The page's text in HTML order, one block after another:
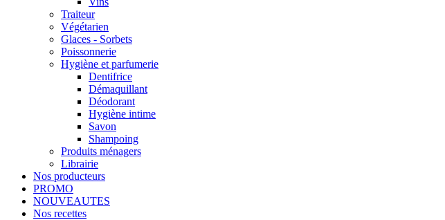
Traiteur
Végétarien
Glaces - Sorbets
Poissonnerie
Hygiène et parfumerie
Dentifrice
Démaquillant
Déodorant
Hygiène intime
Savon
Shampoing
Produits ménagers
Librairie
Nos producteurs
PROMO
NOUVEAUTES
Nos recettes